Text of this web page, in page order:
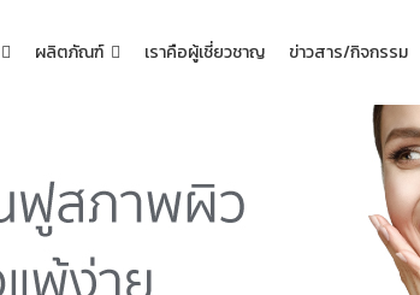
ผลิตภัณฑ์ เราคือผู้เชี่ยวชาญ ข่าวสาร/กิจกรรม